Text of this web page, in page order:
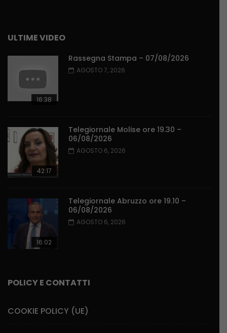
ULTIME VIDEO
16:38
Rassegna Stampa – 07/08/2026
AGOSTO 7, 2026
42:17
Telegiornale Molise ore 19.30 –
06/08/2026
AGOSTO 6, 2026
16:02
Telegiornale Abruzzo ore 19.10 –
06/08/2026
AGOSTO 6, 2026
POLICY E CONTATTI
COOKIE POLICY (UE)